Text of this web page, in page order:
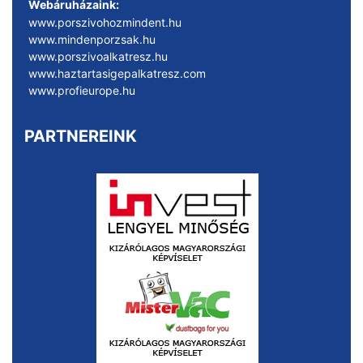
Webáruházaink:
www.porszivohozmindent.hu
www.mindenporzsak.hu
www.porszivoalkatresz.hu
www.haztartasigepalkatresz.com
www.profieurope.hu
PARTNEREINK